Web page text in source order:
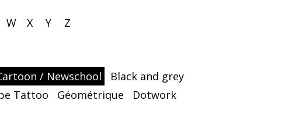
W X Y Z
/ Newschool
Black and grey
Tattoo Géométrique
Dotwork